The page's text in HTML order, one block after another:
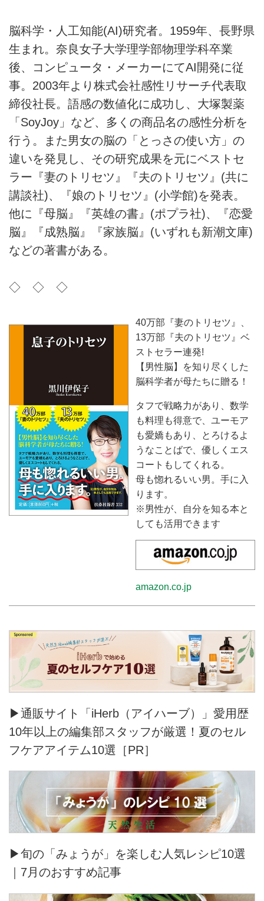
脳科学・人工知能(AI)研究者。1959年、長野県
生まれ。奈良女子大学理学部物理学科卒業
後、コンピュータ・メーカーにてAI開発に従
事。2003年より株式会社感性リサーチ代表取
締役社長。語感の数値化に成功し、大塚製薬
「SoyJoy」など、多くの商品名の感性分析を
行う。また男女の脳の「とっさの使い方」の
違いを発見し、その研究成果を元にベストセ
ラー『妻のトリセツ』『夫のトリセツ』(共に
講談社)、『娘のトリセツ』(小学館)を発表。
他に『母脳』『英雄の書』(ポプラ社)、『恋愛
脳』『成熟脳』『家族脳』(いずれも新潮文庫)
などの著書がある。
◇ ◇ ◇
40万部『妻のトリセツ』、
13万部『夫のトリセツ』ベ
ストセラー連発!
【男性脳】を知り尽くした
脳科学者が母たちに贈る！
タフで戦略力があり、数学
も料理も得意で、ユーモア
も愛嬌もあり、とろけるよ
うなことばで、優しくエス
コートもしてくれる。
母も惚れるいい男。手に入
ります。
※男性が、自分を知る本と
しても活用できます
amazon.co.jp
▶通販サイト「iHerb（アイハーブ）」愛用歴
10年以上の編集部スタッフが厳選！夏のセル
フケアアイテム10選［PR］
▶旬の「みょうが」を楽しむ人気レシピ10選
｜7月のおすすめ記事